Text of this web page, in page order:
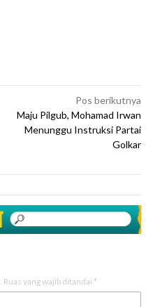
Pos berikutnya
Maju Pilgub, Mohamad Irwan
Menunggu Instruksi Partai
Golkar
Ruas yang wajib ditandai *